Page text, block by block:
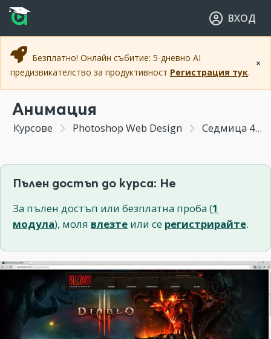
Прескочи към основното съдържание
Прескочи към навигацията
ВХОД
×
Безплатно! Онлайн събитие: 5-дневно AI
предизвикателство за продуктивност Регистрация тук.
Анимация
Курсове Photoshop Web Design Седмица 4 - Създаване на сайтове и интерфейси ЧАСТ II
Пълен достъп до курса: Не
За пълен достъп или безплатна проба (1
модула), моля влезте или се регистрирайте.